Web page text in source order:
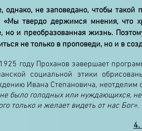
однако, не заповедано, чтобы
«Мы твердо держимся мнения, что
но и преобразованная жизнь.
не только в проповеди, но и в
году Проханов завершает
социальной этики
Ивана Степановича, неотделим
было голодных или нуждающихся,
только и желает видеть от нас Бог».